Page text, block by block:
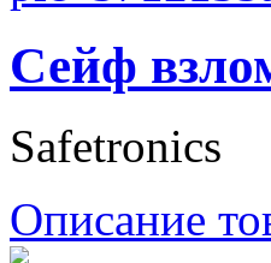
Сейф
Safetronics
Описание